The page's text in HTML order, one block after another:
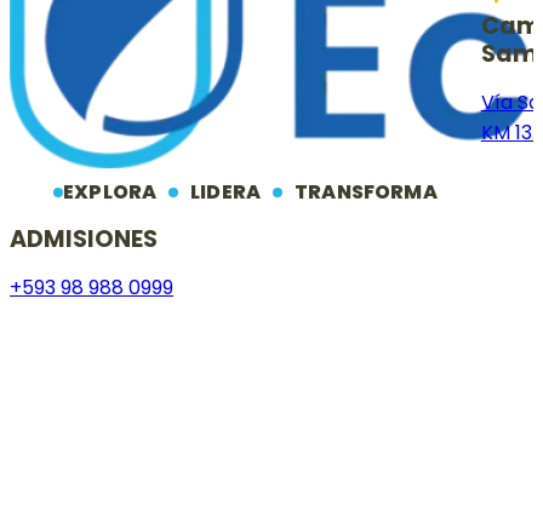
EXPLORA LIDERA TRANSFORMA
ADMISIONES
+593 98 988 0999
Vía
KM